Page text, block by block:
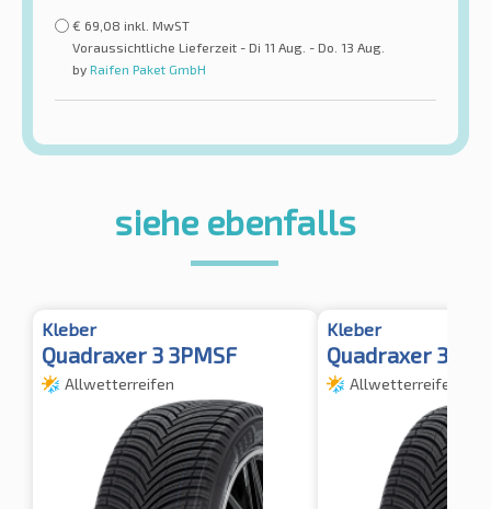
€ 69,08 inkl. MwST
Voraussichtliche Lieferzeit - Di 11 Aug. - Do. 13 Aug.
by Raifen Paket GmbH
siehe ebenfalls
Kleber
Quadraxer 3 3PMSF
Allwetterreifen
Kleber
Quadraxer 3
Allwetterreifen